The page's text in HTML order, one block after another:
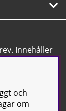
Innehåller
och
om